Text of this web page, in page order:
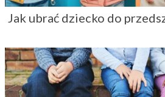
Jak ubrać dziecko do